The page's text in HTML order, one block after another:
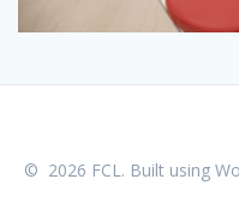
© 2026 FCL. Built using